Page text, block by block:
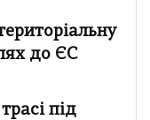
до ЄС
під